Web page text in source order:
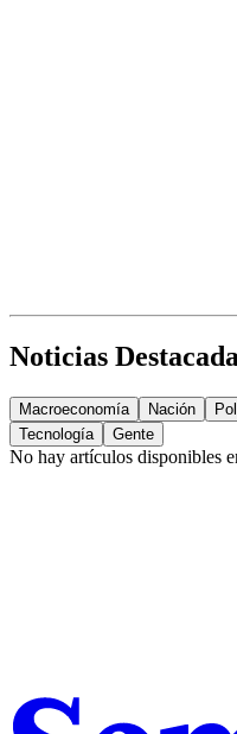
Noticias
Macroeconomía Nación
Tecnología
Gente
No hay artículos disponibles